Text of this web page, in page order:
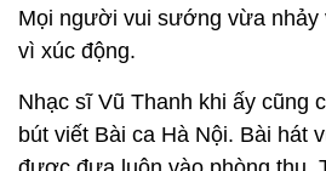
Mọi người vui sướng vừa nhảy
vì xúc động.
Nhạc sĩ Vũ Thanh khi ấy cũng
bút viết Bài ca Hà Nội. Bài hát